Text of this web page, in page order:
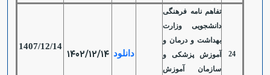
24
تفاهم نامه فرهنگی
دانشجویی وزارت
بهداشت و درمان و
آموزش پزشکی و
سازمان آموزش
دانلود 1402/12/14
1407/12/14